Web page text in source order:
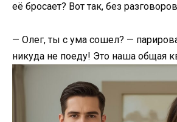
её бросает? Вот так, без
— Олег, ты с ума сошел? —
никуда не поеду! Это наша общая